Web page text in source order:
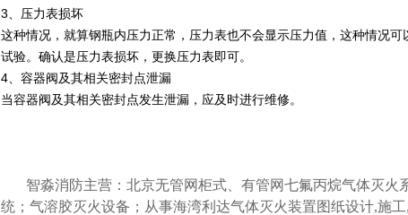
3、压力表损坏
这种情况，就算钢瓶内压力正常，压力表也不会显示压力值，这种情况
试验。确认是压力表损坏，更换压力表即可。
4、容器阀及其相关密封点泄漏
当容器阀及其相关密封点发生泄漏，应及时进行维修。
智淼消防主营：北京无管网柜式、有管网七氟丙烷气体灭火
统；气溶胶灭火设备；从事海湾利达气体灭火装置图纸设计,施